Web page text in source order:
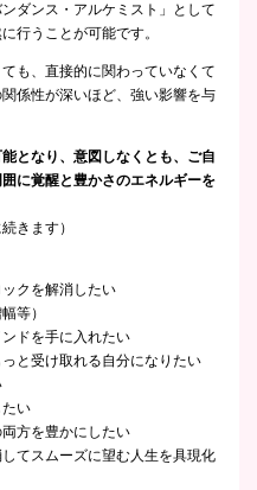
ダンス・アルケミスト」として
行うことが可能です。
も、直接的に関わっていなくて
係性が深いほど、強い影響を与
となり、 意図しなくとも、ご自
に覚醒と豊かさのエネルギーを
きます）
クを解消したい
等）
ドを手に入れたい
と受け取れる自分になりたい
たい
方を豊かにしたい
てスムーズに望む人生を具現化